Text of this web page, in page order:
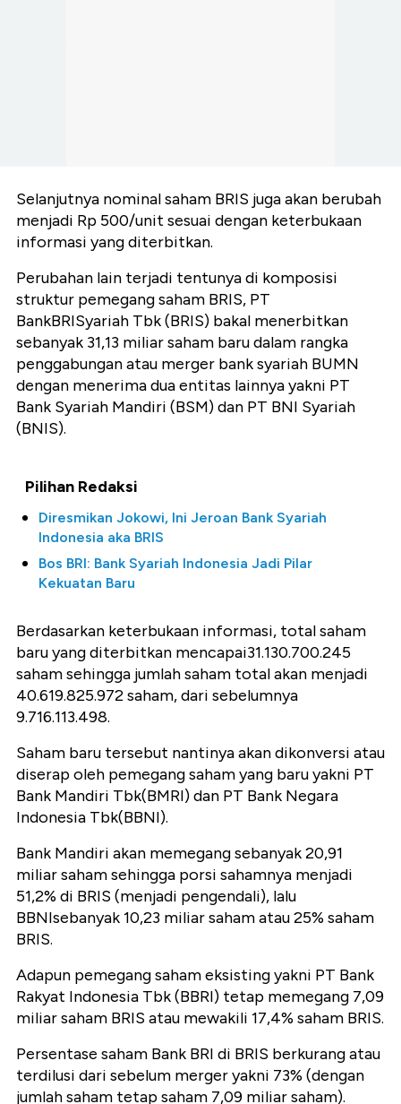
Selanjutnya nominal saham BRIS juga akan berubah
menjadi Rp 500/unit sesuai dengan keterbukaan
informasi yang diterbitkan.
Perubahan lain terjadi tentunya di komposisi
struktur pemegang saham BRIS, PT
BankBRISyariah Tbk (BRIS) bakal menerbitkan
sebanyak 31,13 miliar saham baru dalam rangka
penggabungan atau merger bank syariah BUMN
dengan menerima dua entitas lainnya yakni PT
Bank Syariah Mandiri (BSM) dan PT BNI Syariah
(BNIS).
Pilihan Redaksi
Diresmikan Jokowi, Ini Jeroan Bank Syariah
Indonesia aka BRIS
Bos BRI: Bank Syariah Indonesia Jadi Pilar
Kekuatan Baru
Berdasarkan keterbukaan informasi, total saham
baru yang diterbitkan mencapai31.130.700.245
saham sehingga jumlah saham total akan menjadi
40.619.825.972 saham, dari sebelumnya
9.716.113.498.
Saham baru tersebut nantinya akan dikonversi atau
diserap oleh pemegang saham yang baru yakni PT
Bank Mandiri Tbk(BMRI) dan PT Bank Negara
Indonesia Tbk(BBNI).
Bank Mandiri akan memegang sebanyak 20,91
miliar saham sehingga porsi sahamnya menjadi
51,2% di BRIS (menjadi pengendali), lalu
BBNIsebanyak 10,23 miliar saham atau 25% saham
BRIS.
Adapun pemegang saham eksisting yakni PT Bank
Rakyat Indonesia Tbk (BBRI) tetap memegang 7,09
miliar saham BRIS atau mewakili 17,4% saham BRIS.
Persentase saham Bank BRI di BRIS berkurang atau
terdilusi dari sebelum merger yakni 73% (dengan
jumlah saham tetap saham 7,09 miliar saham).